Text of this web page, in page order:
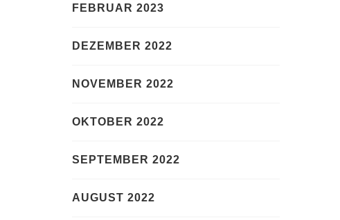
FEBRUAR 2023
DEZEMBER 2022
NOVEMBER 2022
OKTOBER 2022
SEPTEMBER 2022
AUGUST 2022